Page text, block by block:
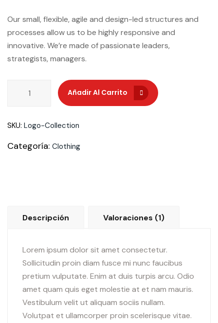
Our small, flexible, agile and design-led structures and
processes allow us to be highly responsive and
innovative. We’re made of passionate leaders,
strategists, managers.
Añadir Al Carrito
Añadir Al Carrito
SKU: Logo-Collection
Categoría: Clothing
Descripción Valoraciones (1)
Lorem ipsum dolor sit amet consectetur.
Sollicitudin proin diam fusce mi nunc faucibus
pretium vulputate. Enim at duis turpis arcu. Odio
amet quam quis eget molestie at et nam mauris.
Vestibulum velit ut aliquam sociis nullam.
Volutpat et ullamcorper proin scelerisque vitae.